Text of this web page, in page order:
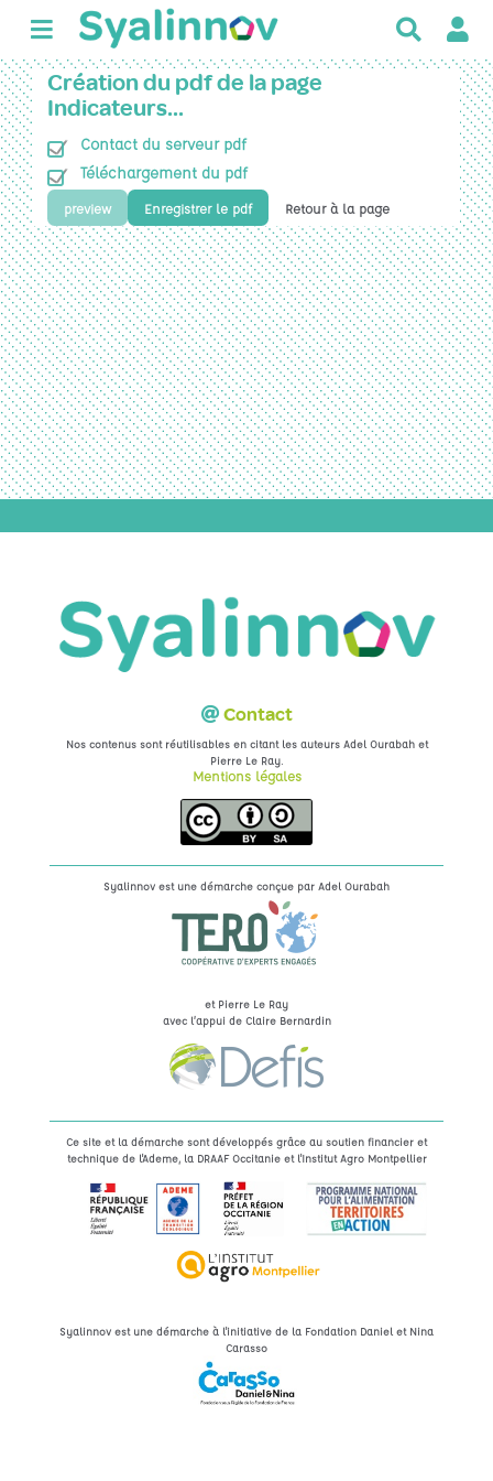
c
e
r
Création du pdf de la page
Indicateurs…
Contact du serveur pdf
Téléchargement du pdf
preview Enregistrer le pdf Retour à la page
Contact
Nos contenus sont réutilisables en citant les auteurs Adel Ourabah et
Pierre Le Ray.
Mentions légales
Syalinnov est une démarche conçue par Adel Ourabah
et Pierre Le Ray
avec l’appui de Claire Bernardin
Ce site et la démarche sont développés grâce au soutien financier et
technique de l'Ademe, la DRAAF Occitanie et l'Institut Agro Montpellier
Syalinnov est une démarche à l'initiative de la Fondation Daniel et Nina
Carasso